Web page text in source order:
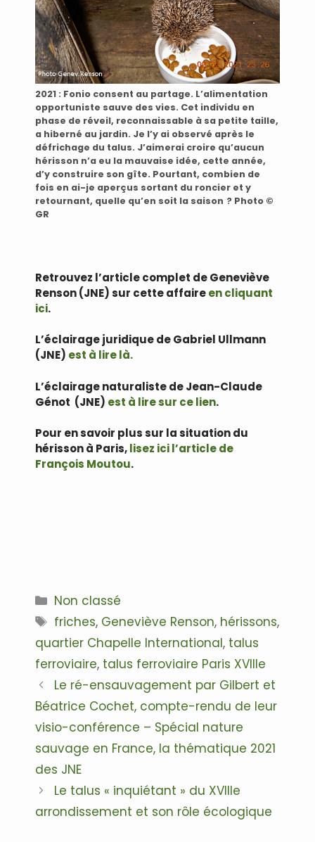
2021 : Fonio consent au partage. L’alimentation
opportuniste sauve des vies. Cet individu en
phase de réveil, reconnaissable à sa petite taille,
a hiberné au jardin. Je l’y ai observé après le
défrichage du talus. J’aimerai croire qu’aucun
hérisson n’a eu la mauvaise idée, cette année,
d’y construire son gîte. Pourtant, combien de
fois en ai-je aperçus sortant du roncier et y
retournant, quelle qu’en soit la saison ? Photo ©
GR
Retrouvez l’article complet de Geneviève
Renson (JNE) sur cette affaireen cliquant
ici.
L’éclairage juridique de Gabriel Ullmann
(JNE) est à lire là.
L’éclairage naturaliste de Jean-Claude
Génot (JNE) est à lire sur ce lien.
Pour en savoir plus sur la situation du
hérisson à Paris,lisez ici l’article de
François Moutou.
Catégories
Non classé
Étiquettes
friches, Geneviève Renson, hérissons,
quartier Chapelle International, talus
ferroviaire, talus ferroviaire Paris XVIIIe
Navigation
des
Le ré-ensauvagement par Gilbert et
Béatrice Cochet, compte-rendu de leur
visio-conférence – Spécial nature
sauvage en France, la thématique 2021
des JNE
Le talus « inquiétant » du XVIIIe
arrondissement et son rôle écologique